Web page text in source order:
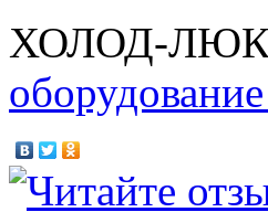
ХОЛОД-